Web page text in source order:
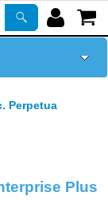
Perpetua
Plus